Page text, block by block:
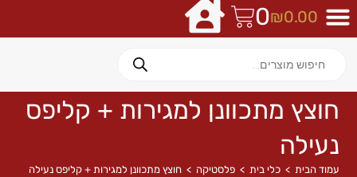
₪0.00
0
חוצץ מתכוונן למגירות + קליפס
נעילה
עמוד הבית > כלי בית > פלסטיקה > חוצץ מתכוונן למגירות + קליפס נעילה